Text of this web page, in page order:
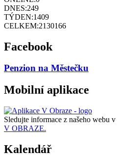
DNES:249
TÝDEN:1409
CELKEM:2130166
Facebook
Penzion na Městečku
Mobilní aplikace
Sledujte informace z našeho webu v
V OBRAZE.
Kalendář